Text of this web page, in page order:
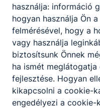
használja: információ
hogyan használja Ön
felmérésével, hogy a
vagy használja
biztosítsunk Önnek
ha ismét meglátogatja
fejlesztése. Hogyan
kikapcsolni a cookie-
engedélyezi a cookie-